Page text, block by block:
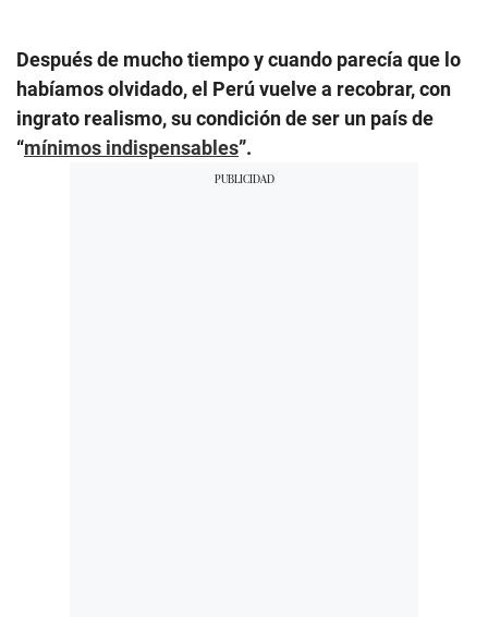
Después de mucho tiempo y cuando parecía que lo
habíamos olvidado, el Perú vuelve a recobrar, con
ingrato realismo, su condición de ser un país de
“mínimos indispensables”.